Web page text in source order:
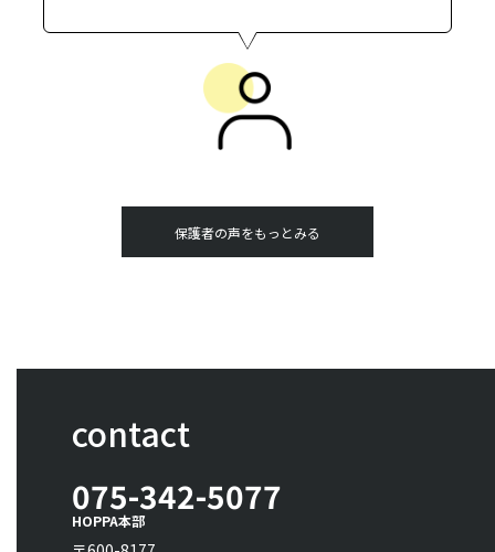
保護者の声をもっとみる
contact
075-342-5077
HOPPA本部